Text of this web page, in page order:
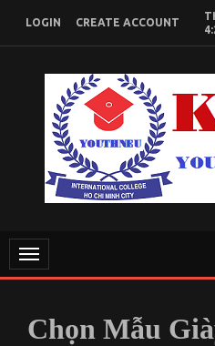
content
LOGIN CREATE ACCOUNT
KIẾN THỨC KINH
Toggle
navigation
Chọn Mẫu